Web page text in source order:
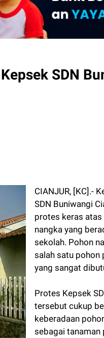
SDN
CIANJUR, [KC].-
SDN Buniwangi
protes keras
nangka yang
sekolah. Pohon
salah satu pohon
yang sangat
Protes Kepsek
tersebut cukup
keberadaan
sebagai tanaman